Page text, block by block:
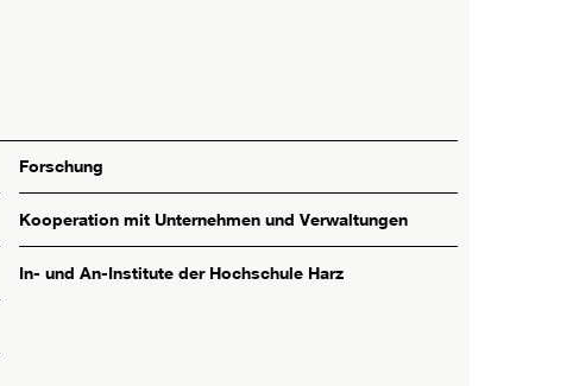
Forschung
Kooperation mit Unternehmen und Verwaltungen
In- und An-Institute der Hochschule Harz